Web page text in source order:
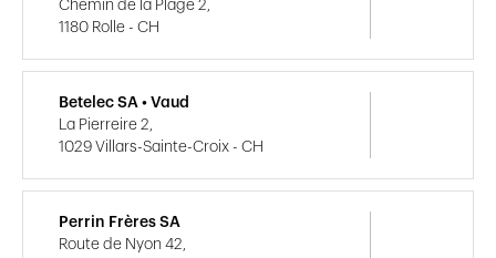
Chemin de la Plage 2,
1180 Rolle - CH
Betelec SA • Vaud
La Pierreire 2,
1029 Villars-Sainte-Croix - CH
Perrin Frères SA
Route de Nyon 42,